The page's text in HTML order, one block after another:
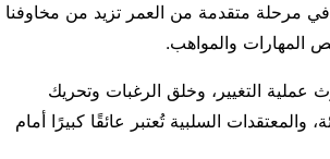
في مرحلة متقدمة من العمر تزيد من مخاوفنا
المهارات والمواهب.
عملية التغيير، وخلق الرغبات وتحريك
والمعتقدات السلبية تُعتبر عائقًا كبيرًا أمام